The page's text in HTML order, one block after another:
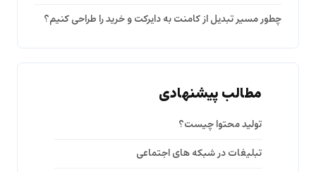
چطور مسیر تبدیل از کامنت به دایرکت و خرید را طراحی کنیم؟
مطالب پیشنهادی
تولید محتوا چیست؟
تبلیغات در شبکه های اجتماعی